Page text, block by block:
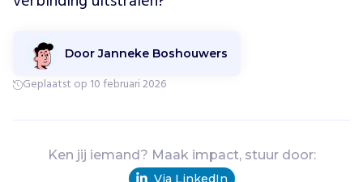
Door Janneke Boshouwers
Geplaatst op 10 februari 2026
Ken jij iemand? Maak impact, stuur door:
Via LinkedIn